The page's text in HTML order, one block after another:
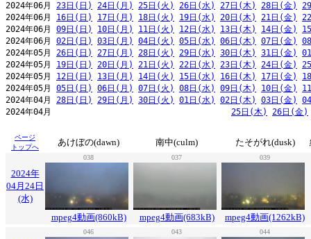
2024年06月 23日(日) 24日(月) 25日(火) 26日(水) 27日(木) 28日(金)
2024年06月 16日(日) 17日(月) 18日(火) 19日(水) 20日(木) 21日(金)
2024年06月 09日(日) 10日(月) 11日(火) 12日(水) 13日(木) 14日(金)
2024年06月 02日(日) 03日(月) 04日(火) 05日(水) 06日(木) 07日(金)
2024年05月 26日(日) 27日(月) 28日(火) 29日(水) 30日(木) 31日(金)
2024年05月 19日(日) 20日(月) 21日(火) 22日(水) 23日(木) 24日(金)
2024年05月 12日(日) 13日(月) 14日(火) 15日(水) 16日(木) 17日(金)
2024年05月 05日(日) 06日(月) 07日(火) 08日(水) 09日(木) 10日(金)
2024年04月 28日(日) 29日(月) 30日(火) 01日(水) 02日(木) 03日(金)
2024年04月 25日(木) 26日(金)
ページ
トップへ
あけぼの(dawn) 南中(culm) たそがれ(dusk)
038 037 039
2024年
04月24日
(水)
mpeg4動画(860kB)
mpeg4動画(683kB) mpeg4動画(1262kB)
046 043 044